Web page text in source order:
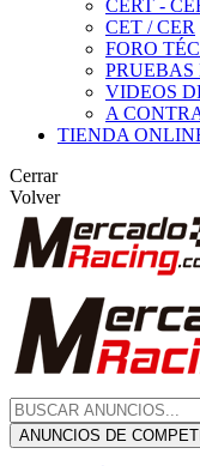
CERT -
CET / CER
FORO
VIDEOS
A
TIENDA
Cerrar
Volver
ANUNCIOS DE